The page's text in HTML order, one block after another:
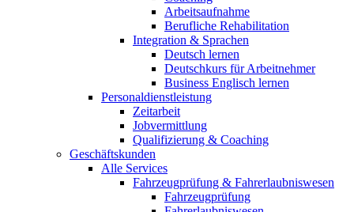
Arbeitsaufnahme
Berufliche Rehabilitation
Integration & Sprachen
Deutsch lernen
Deutschkurs für Arbeitnehmer
Business Englisch lernen
Personaldienstleistung
Zeitarbeit
Jobvermittlung
Qualifizierung & Coaching
Geschäftskunden
Alle Services
Fahrzeugprüfung & Fahrerlaubniswesen
Fahrzeugprüfung